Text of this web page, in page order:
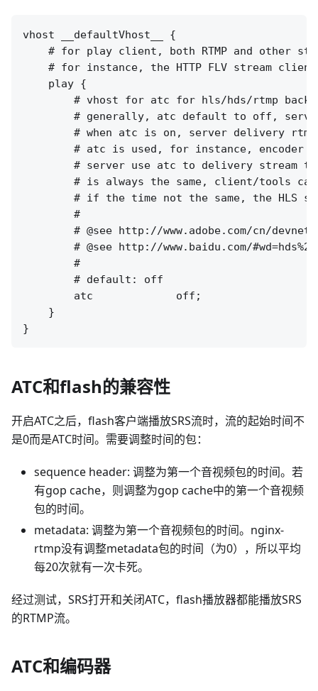
vhost __defaultVhost__ {
# for play client, both RTMP and other
# for instance, the HTTP FLV stream
    play {
# vhost for atc for hls/hds/rtmp
# generally, atc default to off,
# when atc is on, server delivery
# atc is used, for instance, encoder
# server use atc to delivery stream
# is always the same, client/tools
# if the time not the same, the HLS
        #
# @see http://www.adobe.com/cn/
# @see http://www.baidu.com/
        #
        # default: off
        atc             off;
    }
ATC和flash的兼容性
开启ATC之后，flash客户端播放SRS流时，流的起始时间不
是0而是ATC时间。需要调整时间的包：
sequence header: 调整为第一个音视频包的时间。若
有gop cache，则调整为gop cache中的第一个音视频
包的时间。
metadata: 调整为第一个音视频包的时间。nginx-
rtmp没有调整metadata包的时间（为0），所以平均
每20次就有一次卡死。
经过测试，SRS打开和关闭ATC，flash播放器都能播放SRS
的RTMP流。
ATC和编码器